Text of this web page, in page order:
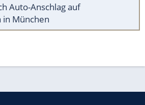
Auto-Anschlag auf
München